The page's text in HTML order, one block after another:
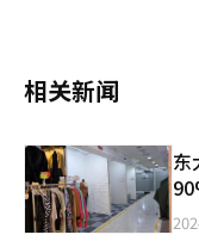
相关新闻
东